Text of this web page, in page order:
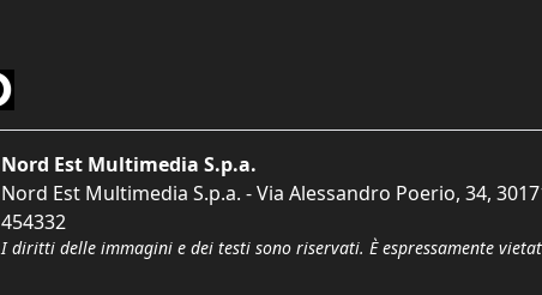
Nord Est Multimedia S.p.a.
Nord Est Multimedia S.p.a. - Via Alessandro Poerio, 34,
454332
I diritti delle immagini e dei testi sono riservati. È espressamente